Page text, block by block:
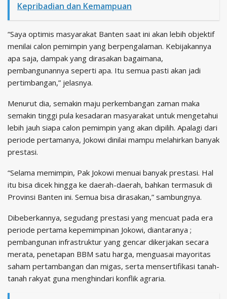
Kepribadian dan Kemampuan
“Saya optimis masyarakat Banten saat ini akan lebih objektif
menilai calon pemimpin yang berpengalaman. Kebijakannya
apa saja, dampak yang dirasakan bagaimana,
pembangunannya seperti apa. Itu semua pasti akan jadi
pertimbangan,” jelasnya.
Menurut dia, semakin maju perkembangan zaman maka
semakin tinggi pula kesadaran masyarakat untuk mengetahui
lebih jauh siapa calon pemimpin yang akan dipilih. Apalagi dari
periode pertamanya, Jokowi dinilai mampu melahirkan banyak
prestasi.
“Selama memimpin, Pak Jokowi menuai banyak prestasi. Hal
itu bisa dicek hingga ke daerah-daerah, bahkan termasuk di
Provinsi Banten ini. Semua bisa dirasakan,” sambungnya.
Dibeberkannya, segudang prestasi yang mencuat pada era
periode pertama kepemimpinan Jokowi, diantaranya ;
pembangunan infrastruktur yang gencar dikerjakan secara
merata, penetapan BBM satu harga, menguasai mayoritas
saham pertambangan dan migas, serta mensertifikasi tanah-
tanah rakyat guna menghindari konflik agraria.